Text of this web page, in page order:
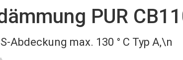
PUR
Abdeckung max. 130 ° C Typ A,\n